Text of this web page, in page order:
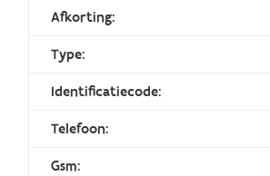
Afkorting:
Type:
Identificatiecode:
Telefoon:
Gsm: